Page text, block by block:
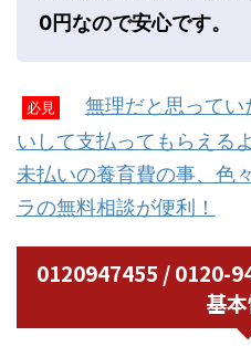
0円なので安心です。
必見
無理だと思って
いして支払ってもらえる
未払いの養育費の事、色
ラの無料相談が便利！
0120947455 / 0120-
基